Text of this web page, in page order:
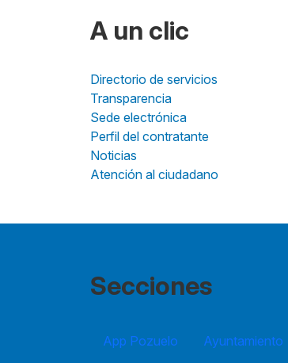
A un clic
Directorio de servicios
Transparencia
Sede electrónica
Perfil del contratante
Noticias
Atención al ciudadano
Secciones
App Pozuelo Ayuntamiento